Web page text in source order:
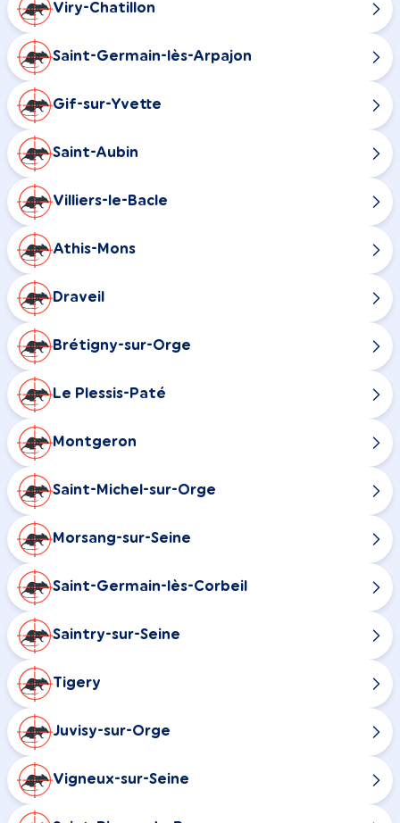
Viry-Chatillon
Saint-Germain-lès-Arpajon
Gif-sur-Yvette
Saint-Aubin
Villiers-le-Bacle
Athis-Mons
Draveil
Brétigny-sur-Orge
Le Plessis-Paté
Montgeron
Saint-Michel-sur-Orge
Morsang-sur-Seine
Saint-Germain-lès-Corbeil
Saintry-sur-Seine
Tigery
Juvisy-sur-Orge
Vigneux-sur-Seine